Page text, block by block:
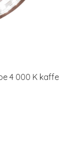
4 000 K kaffe